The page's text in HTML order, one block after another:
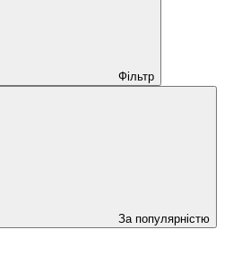
Фільтр
За популярністю